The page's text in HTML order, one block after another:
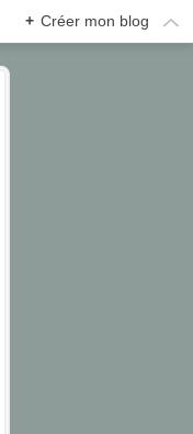
+ Créer mon blog